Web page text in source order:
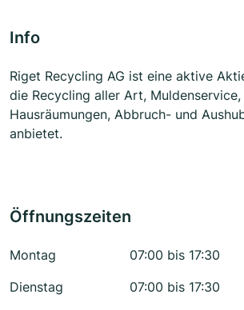
Info
Riget Recycling AG ist eine aktive
die Recycling aller Art,
Hausräumungen, Abbruch- und
anbietet.
Öffnungszeiten
Montag
07:00 bis 17:30
Dienstag
07:00 bis 17:30